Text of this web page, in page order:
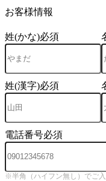
お客様情報
姓(かな)必須
姓(漢字)必須
電話番号必須
※半角（ハイフン無し）でご入